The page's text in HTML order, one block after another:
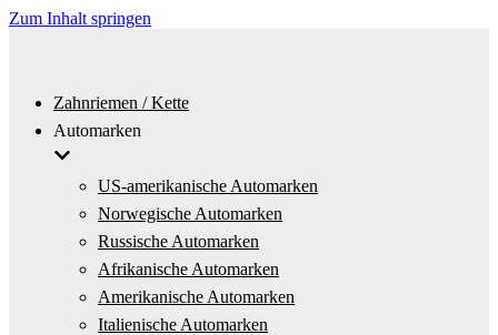
Zum Inhalt springen
Zahnriemen / Kette
Automarken
US-amerikanische Automarken
Norwegische Automarken
Russische Automarken
Afrikanische Automarken
Amerikanische Automarken
Italienische Automarken